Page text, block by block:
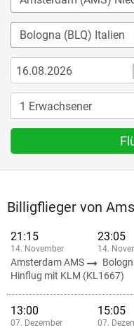
Billigflieger von
21:15
14. November
23:05
14.
Amsterdam AMS
Hinflug mit KLM (KL1667)
13:00
07. Dezember
15:05
07.